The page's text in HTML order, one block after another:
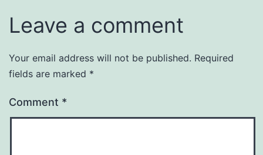
Leave a comment
Your email address will not be published. Required
fields are marked *
Comment *